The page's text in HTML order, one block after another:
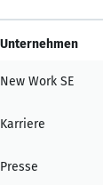
Unternehmen
New Work SE
Karriere
Presse